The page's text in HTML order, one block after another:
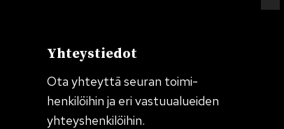
Yhteystiedot
Ota yhteyttä seuran toimi­
henkilöihin ja eri vastuualueiden
yhteyshenkilöihin.